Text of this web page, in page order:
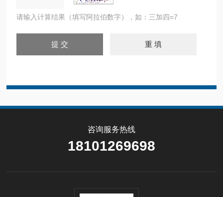
请输入计算结果（填写阿拉伯数字），如：三加四=7
咨询服务热线
18101269698